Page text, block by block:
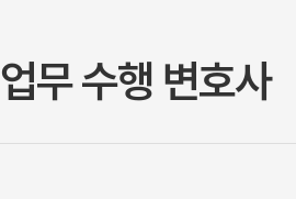
업무 수행 변호사